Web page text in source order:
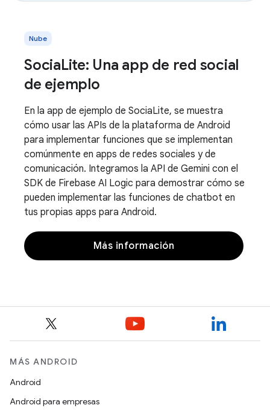
Nube
SociaLite: Una app de red social
de ejemplo
En la app de ejemplo de SociaLite, se muestra
cómo usar las APIs de la plataforma de Android
para implementar funciones que se implementan
comúnmente en apps de redes sociales y de
comunicación. Integramos la API de Gemini con el
SDK de Firebase AI Logic para demostrar cómo se
pueden implementar las funciones de chatbot en
tus propias apps para Android.
Más información
MÁS ANDROID
Android
Android para empresas